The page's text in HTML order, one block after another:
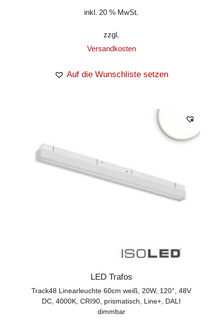
inkl. 20 % MwSt.
zzgl.
Versandkosten
Auf die Wunschliste setzen
LED Trafos
Track48 Linearleuchte 60cm weiß, 20W, 120°, 48V
DC, 4000K, CRI90, prismatisch, Line+, DALI
dimmbar